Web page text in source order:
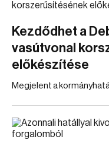
Kezdődhet a
vasútvonal
előkészítése
Megjelent a